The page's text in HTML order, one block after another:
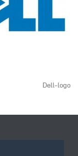
Dell-logo